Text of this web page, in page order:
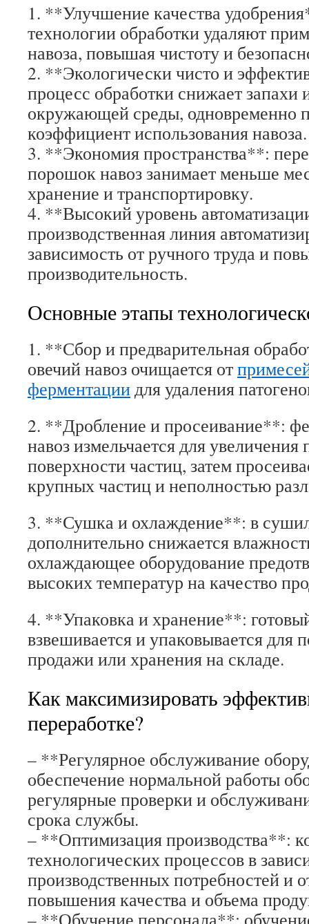
1. **Улучшение качества
технологии обработки удаляют
навоза, повышая чистоту и
2. **Экологически чисто и
процесс обработки снижает запахи
окружающей среды, одновременно
коэффициент использования навоза.
3. **Экономия пространства**:
порошок навоз занимает меньше
хранение и транспортировку.
4. **Высокий уровень
производственная линия
зависимость от ручного труда и
производительность.
Основные этапы
1. **Сбор и предварительная
овечий навоз очищается от
ферментациидля удаления
2. **Дробление и просеивание**:
навоз измельчается для
поверхности частиц, затем
крупных частиц и неполностью
3. **Сушка и охлаждение**: в
дополнительно снижается
охлаждающее оборудование
высоких температур на качество
4. **Упаковка и хранение**:
взвешивается и упаковывается для
продажи или хранения на складе.
Как максимизировать
переработке?
– **Регулярное обслуживание
обеспечение нормальной работы
регулярные проверки и
срока службы.
– **Оптимизация производства**:
технологических процессов в
производственных потребностей и
повышения качества и объема